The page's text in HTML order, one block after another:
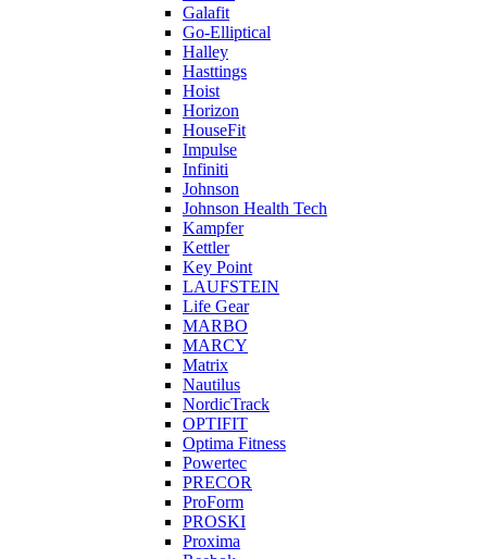
Galafit
Go-Elliptical
Halley
Hasttings
Hoist
Horizon
HouseFit
Impulse
Infiniti
Johnson
Johnson Health Tech
Kampfer
Kettler
Key Point
LAUFSTEIN
Life Gear
MARBO
MARCY
Matrix
Nautilus
NordicTrack
OPTIFIT
Optima Fitness
Powertec
PRECOR
ProForm
PROSKI
Proxima